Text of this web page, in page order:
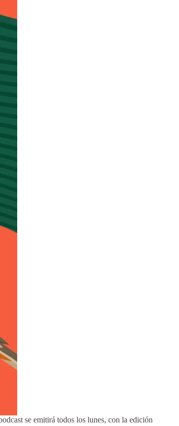
se emitirá todos los lunes, con la edición